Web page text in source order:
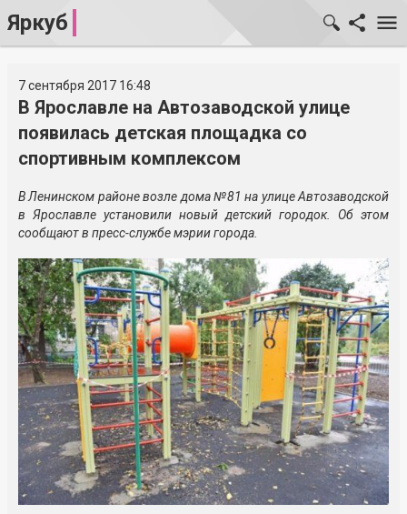
Яркуб
7 сентября 2017 16:48
В Ярославле на Автозаводской улице
появилась детская площадка со
спортивным комплексом
В Ленинском районе возле дома №81 на улице Автозаводской
в Ярославле установили новый детский городок. Об этом
сообщают в пресс-службе мэрии города.